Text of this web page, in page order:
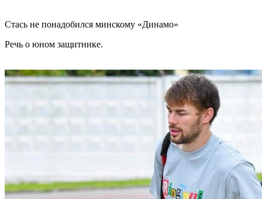
Стась не понадобился минскому «Динамо»
Речь о юном защитнике.